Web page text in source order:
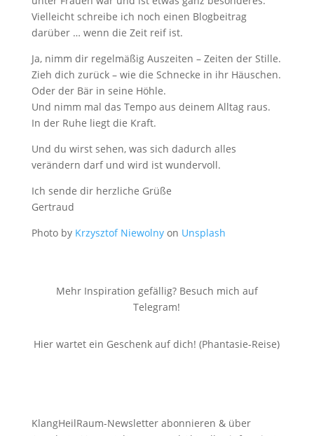
Vielleicht schreibe ich noch einen Blogbeitrag
darüber … wenn die Zeit reif ist.
Ja, nimm dir regelmäßig Auszeiten – Zeiten der Stille.
Zieh dich zurück – wie die Schnecke in ihr Häuschen.
Oder der Bär in seine Höhle.
Und nimm mal das Tempo aus deinem Alltag raus.
In der Ruhe liegt die Kraft.
Und du wirst sehen, was sich dadurch alles
verändern darf und wird ist wundervoll.
Ich sende dir herzliche Grüße
Gertraud
Photo by Krzysztof Niewolnyon Unsplash
Mehr Inspiration gefällig? Besuch mich auf
Telegram!
Hier wartet ein Geschenk auf dich! (Phantasie-Reise)
KlangHeilRaum-Newsletter abonnieren & über